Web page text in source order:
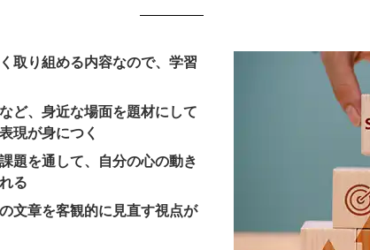
取り組める内容なので、学習
ど、身近な場面を題材にして
現が身につく
題を通して、自分の心の動き
る
文章を客観的に見直す視点が